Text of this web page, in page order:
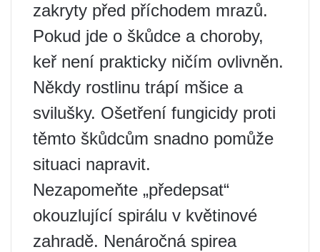
zakryty před příchodem mrazů.
Pokud jde o škůdce a choroby,
keř není prakticky ničím ovlivněn.
Někdy rostlinu trápí mšice a
svilušky. Ošetření fungicidy proti
těmto škůdcům snadno pomůže
situaci napravit.
Nezapomeňte „předepsat“
okouzlující spirálu v květinové
zahradě. Nenáročná spirea